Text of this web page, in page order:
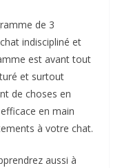
de 3
indiscipliné et
est avant tout
et surtout
de choses en
en main
à votre chat.
aussi à